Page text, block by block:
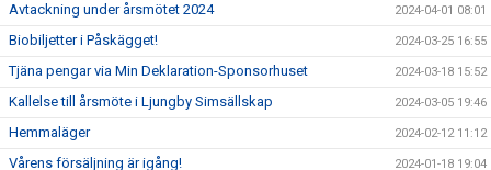
Avtackning under årsmötet 2024 2024-04-01 08:01
Biobiljetter i Påskägget! 2024-03-25 16:55
Tjäna pengar via Min Deklaration-Sponsorhuset 2024-03-18 15:52
Kallelse till årsmöte i Ljungby Simsällskap 2024-03-05 19:46
Hemmaläger 2024-02-12 11:12
Vårens försäljning är igång! 2024-01-18 19:04